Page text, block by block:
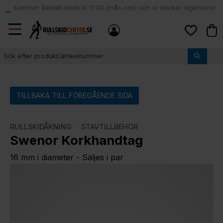
Meny
local_shipping
Sommar: Beställ innan kl 11:00 (mån-ons) och vi skickar lagervaror
samma dag
TILLBAKA TILL FÖREGÅENDE SIDA
RULLSKIDÅKNING STAVTILLBEHÖR
Swenor Korkhandtag
16 mm i diameter - Säljes i par